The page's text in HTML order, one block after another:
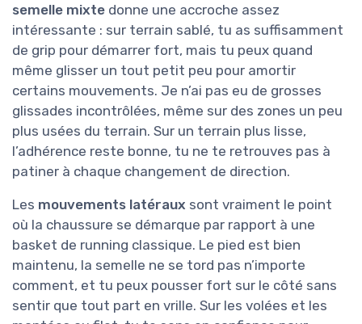
semelle mixte donne une accroche assez
intéressante : sur terrain sablé, tu as suffisamment
de grip pour démarrer fort, mais tu peux quand
même glisser un tout petit peu pour amortir
certains mouvements. Je n’ai pas eu de grosses
glissades incontrôlées, même sur des zones un peu
plus usées du terrain. Sur un terrain plus lisse,
l’adhérence reste bonne, tu ne te retrouves pas à
patiner à chaque changement de direction.
Les mouvements latéraux sont vraiment le point
où la chaussure se démarque par rapport à une
basket de running classique. Le pied est bien
maintenu, la semelle ne se tord pas n’importe
comment, et tu peux pousser fort sur le côté sans
sentir que tout part en vrille. Sur les volées et les